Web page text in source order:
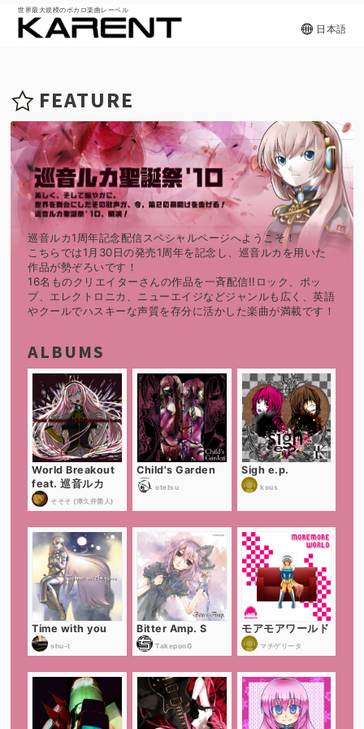
世界最大規模のボカロ楽曲レーベル
日本語
FEATURE
巡音ルカ1周年記念配信スペシャルページへようこそ！
こちらでは1月30日の発売1周年を記念し、巡音ルカを用いた
作品が勢ぞろいです！
16名ものクリエイターさんの作品を一斉配信!!ロック、ポッ
プ、エレクトロニカ、ニューエイジなどジャンルも広く、英語
やクールでハスキーな声質を存分に活かした楽曲が満載です！
ALBUMS
World Breakout
feat. 巡音ルカ
そそそ (津久井箇人)
Child's Garden
otetsu
Sigh e.p.
kous
Time with you
shu-t
Bitter Amp. S
TakeponG
モアモアワールド
マチゲリータ